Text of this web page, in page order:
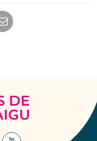
Terres
de
Montaigu